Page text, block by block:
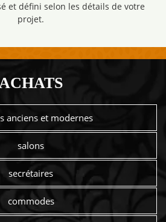
et défini selon les détails de votre
projet.
anciens et modernes
salons
secrétaires
commodes